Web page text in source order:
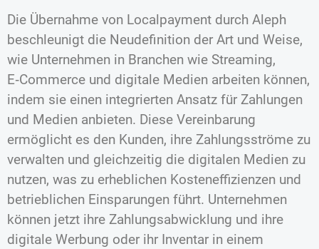
Die Übernahme von Localpayment durch Aleph
beschleunigt die Neudefinition der Art und Weise,
wie Unternehmen in Branchen wie Streaming,
E‑Commerce und digitale Medien arbeiten können,
indem sie einen integrierten Ansatz für Zahlungen
und Medien anbieten. Diese Vereinbarung
ermöglicht es den Kunden, ihre Zahlungsströme zu
verwalten und gleichzeitig die digitalen Medien zu
nutzen, was zu erheblichen Kosteneffizienzen und
betrieblichen Einsparungen führt. Unternehmen
können jetzt ihre Zahlungsabwicklung und ihre
digitale Werbung oder ihr Inventar in einem